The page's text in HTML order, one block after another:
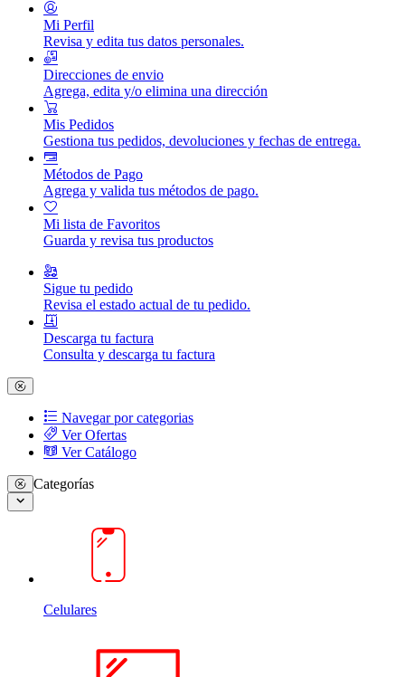
Mi Perfil
Revisa y edita tus datos personales.
Direcciones de envio
Agrega, edita y/o elimina una dirección
Mis Pedidos
Gestiona tus pedidos, devoluciones y fechas de entrega.
Métodos de Pago
Agrega y valida tus métodos de pago.
Mi lista de Favoritos
Guarda y revisa tus productos
Sigue tu pedido
Revisa el estado actual de tu pedido.
Descarga tu factura
Consulta y descarga tu factura
Navegar por categorias
Ver Ofertas
Ver Catálogo
Categorías
Celulares